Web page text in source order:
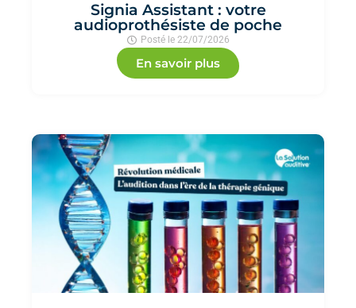
Signia Assistant : votre
audioprothésiste de poche
Posté le 22/07/2026
En savoir plus